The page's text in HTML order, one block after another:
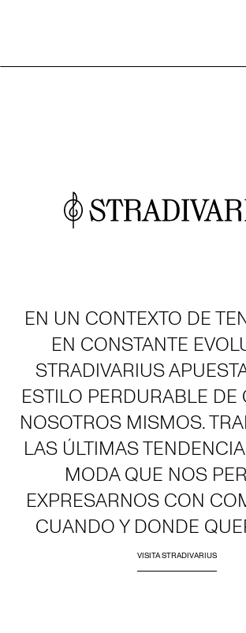
EN UN CONTEXTO DE
EN CONSTANTE
STRADIVARIUS
ESTILO PERDURABLE DE
NOSOTROS MISMOS.
LAS ÚLTIMAS
MODA QUE NOS
EXPRESARNOS CON
CUANDO Y DONDE
VISITA STRADIVARIUS